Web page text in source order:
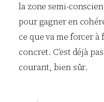
la zone semi-
pour gagner en
ce que va me forcer à
concret. C’est déjà
courant, bien sûr.